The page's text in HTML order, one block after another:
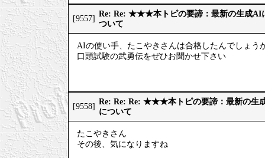
[9557]
Re: Re: ★★★本トピの要諦：最新の生成AI
ついて
AIの使い手、たこやきさんは合格したんでしょう
口頭試験の武勇伝をぜひお聞かせ下さい
[9558]
Re: Re: Re: ★★★本トピの要諦：最新の生
について
たこやきさん
その後、気になりますね